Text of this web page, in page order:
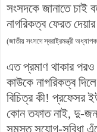
সংসদকে জানাতে চাই
নাগরিকত্ব ফেরত
(জাতীয় সংসদে স্বরাষ্ট্রমন্ত্রী
এত প্রমাণ থাকার
কাউকে নাগরিকত্ব
বিচিত্র কী! প্রফেসর
কোন তফাত নাই, দু-
সমস্ত সুযোগ-সুবিধা